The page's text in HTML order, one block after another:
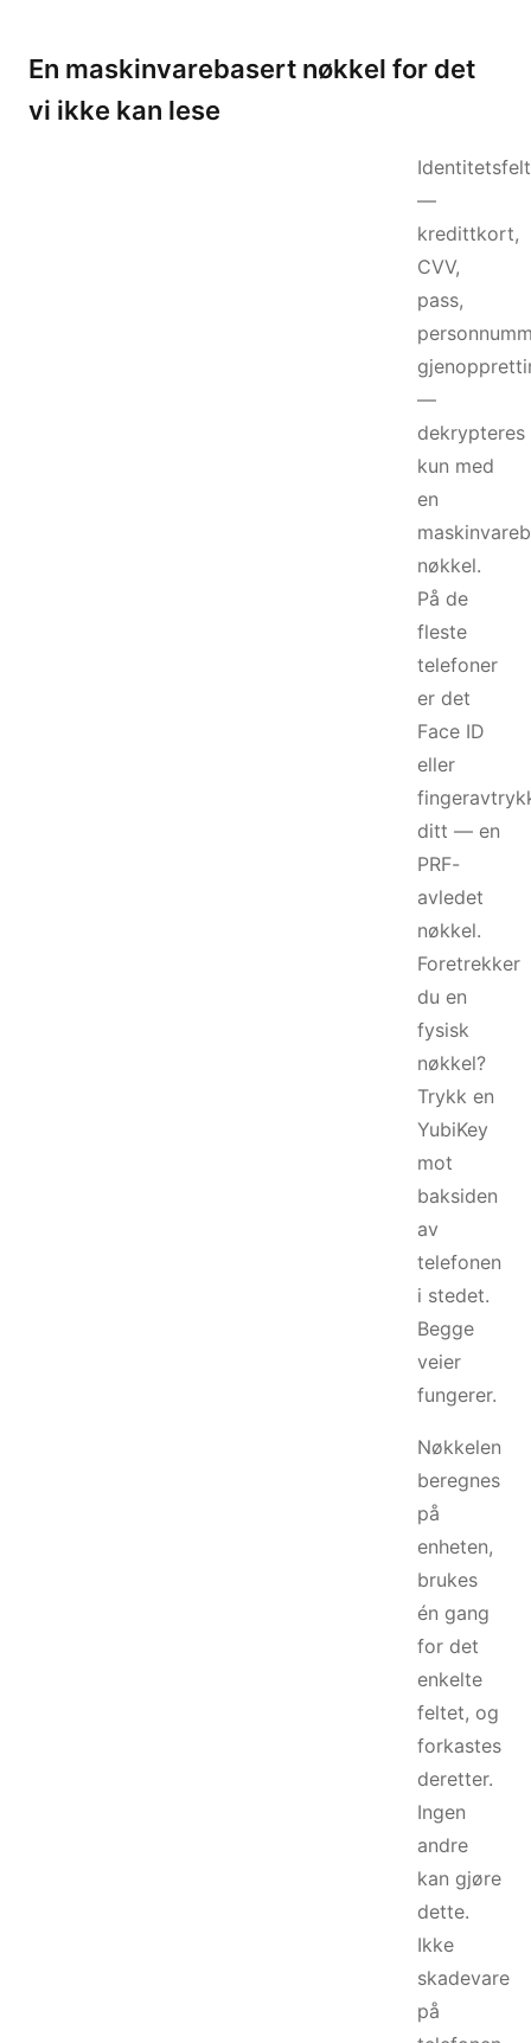
En maskinvarebasert nøkkel for det
vi ikke kan lese
Identitetsfelt
—
kredittkort,
CVV,
pass,
—
dekrypteres
kun med
en
nøkkel.
På de
fleste
telefoner
er det
Face ID
eller
ditt — en
PRF-
avledet
nøkkel.
Foretrekker
du en
fysisk
nøkkel?
Trykk en
YubiKey
mot
baksiden
av
telefonen
i stedet.
Begge
veier
fungerer.
Nøkkelen
beregnes
på
enheten,
brukes
én gang
for det
enkelte
feltet, og
forkastes
deretter.
Ingen
andre
kan gjøre
dette.
Ikke
skadevare
på